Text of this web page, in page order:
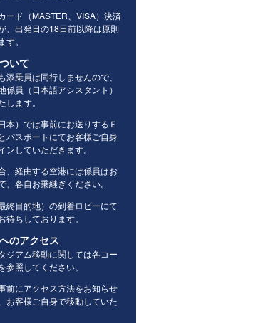
ード（MASTER、VISA）決済
、出発日の18日前以降は原則
。
いて
添乗員は同行しませんので、
係員（日本語アシスタント）
します。
本）では事前にお送りするＥ
パスポートにてお客様ご自身
ンしていただきます。
、経由する空港には係員はお
、各自お乗継ぎください。
終目的地）の到着ロビーにて
待ちしております。
のアクセス
ジアム移動に関しては各コー
参照してください。
前にアクセス方法をお知らせ
お客様ご自身で移動していた